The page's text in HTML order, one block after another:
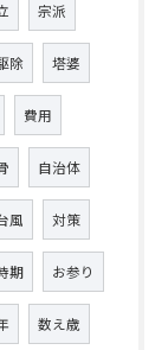
宗派
除 塔婆
費用
自治体
風 対策
期 お参り
数え歳